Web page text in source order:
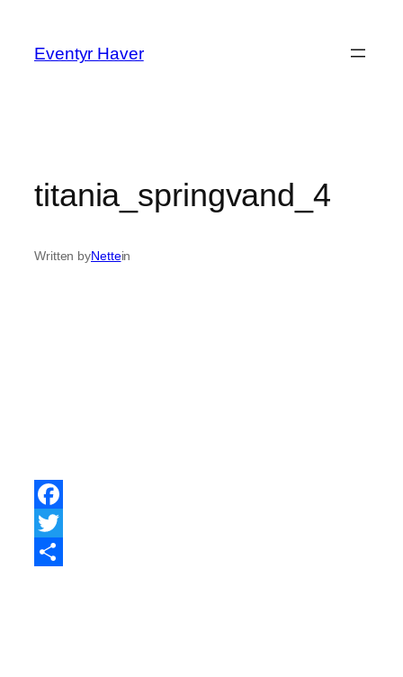
indhold
Eventyr Haver
titania_springvand_4
Written byNettein
Facebook
Twitter